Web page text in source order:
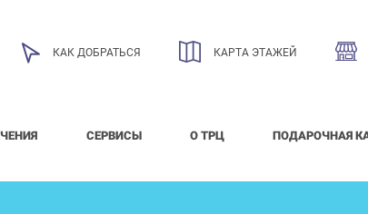
КАК ДОБРАТЬСЯ КАРТА ЭТАЖЕЙ
СЕРВИСЫ О ТРЦ ПОДАРОЧНАЯ